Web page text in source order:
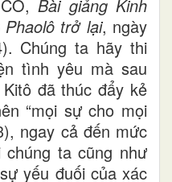
Bài giảng Kinh
trở lại, ngày
Chúng ta hãy thi
tình yêu mà sau
đã thúc đẩy kẻ
“mọi sự cho mọi
ngay cả đến mức
ta cũng như
yếu đuối của xác